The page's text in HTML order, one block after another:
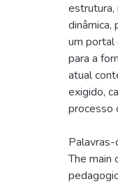
estrutura,
dinâmica,
um portal
para a
atual
exigido,
processo
Palavras-
The main